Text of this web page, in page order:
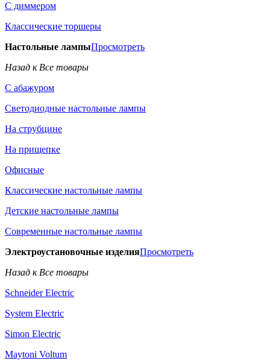
С диммером
Классические торшеры
Настольные лампыПросмотреть
Назад к Все товары
С абажуром
Светодиодные настольные лампы
На струбцине
На прищепке
Офисные
Классические настольные лампы
Детские настольные лампы
Современные настольные лампы
Электроустановочные изделияПросмотреть
Назад к Все товары
Schneider Electric
System Electric
Simon Electric
Maytoni Voltum